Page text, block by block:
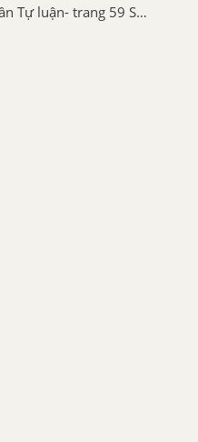
Giải bài 4- Phần Tự luận- trang 59 Sách bài tập Lịch sử và Địa Lí 6 - Kết nối tri thức với cuộc sống